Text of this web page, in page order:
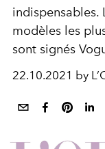
indispensables.
modèles les
sont signés
22.10.2021 by